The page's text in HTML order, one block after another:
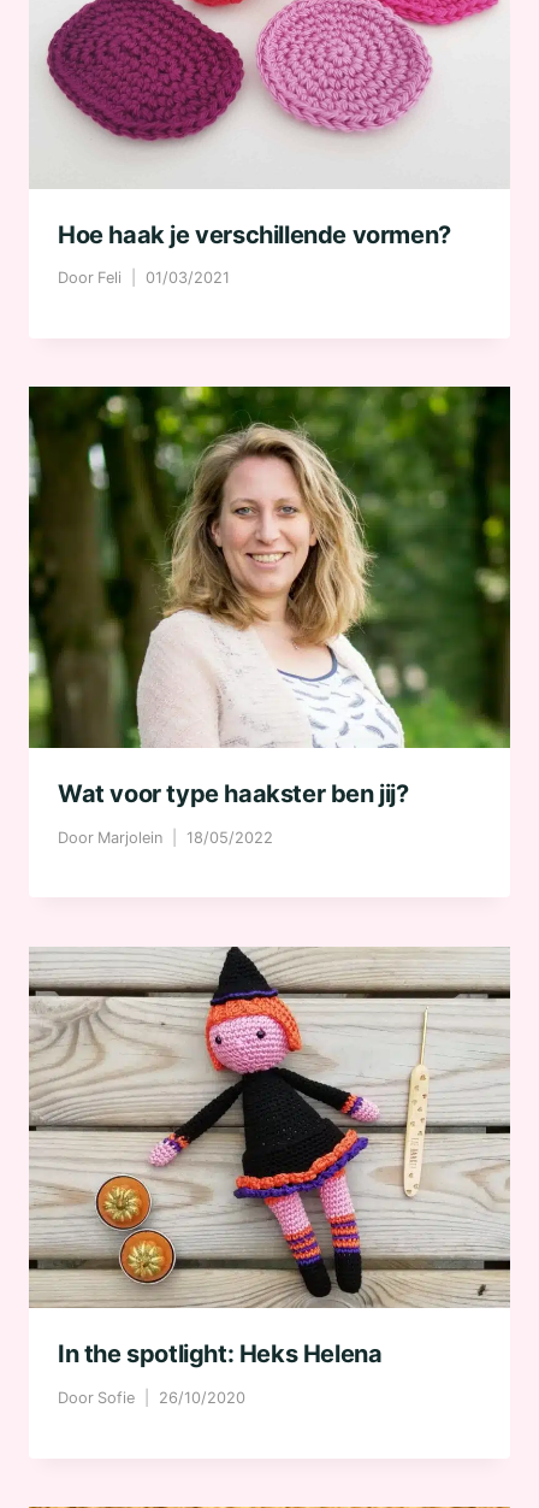
Hoe haak je verschillende vormen?
Door Feli 01/03/2021
Wat voor type haakster ben jij?
Door Marjolein 18/05/2022
In the spotlight: Heks Helena
Door Sofie 26/10/2020